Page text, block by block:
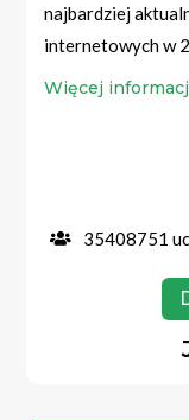
najbardziej
internetowych w
Więcej
35408751